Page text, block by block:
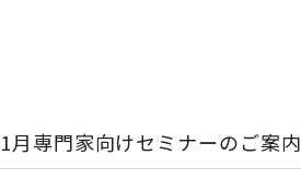
1月専門家向けセミナーのご案内